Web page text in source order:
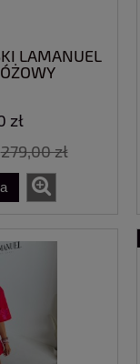
LAMANUEL
zł
279,00 zł